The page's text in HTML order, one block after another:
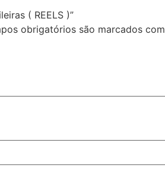
( REELS )”
obrigatórios são marcados com